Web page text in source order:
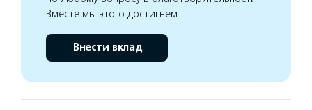
Вместе мы этого достигнем
Внести вклад